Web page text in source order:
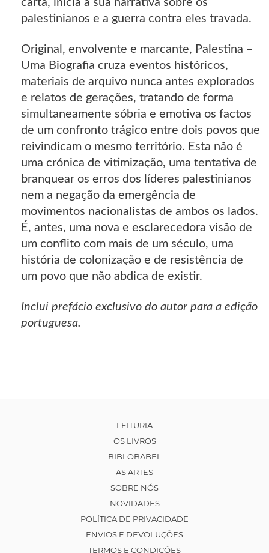
carta, inicia a sua narrativa sobre os
palestinianos e a guerra contra eles travada.
Original, envolvente e marcante, Palestina –
Uma Biografia cruza eventos históricos,
materiais de arquivo nunca antes explorados
e relatos de gerações, tratando de forma
simultaneamente sóbria e emotiva os factos
de um confronto trágico entre dois povos que
reivindicam o mesmo território. Esta não é
uma crónica de vitimização, uma tentativa de
branquear os erros dos líderes palestinianos
nem a negação da emergência de
movimentos nacionalistas de ambos os lados.
É, antes, uma nova e esclarecedora visão de
um conflito com mais de um século, uma
história de colonização e de resistência de
um povo que não abdica de existir.
Inclui prefácio exclusivo do autor para a edição
portuguesa.
LEITURIA
OS LIVROS
BIBLOBABEL
AS ARTES
SOBRE NÓS
NOVIDADES
POLÍTICA DE PRIVACIDADE
ENVIOS E DEVOLUÇÕES
TERMOS E CONDIÇÕES